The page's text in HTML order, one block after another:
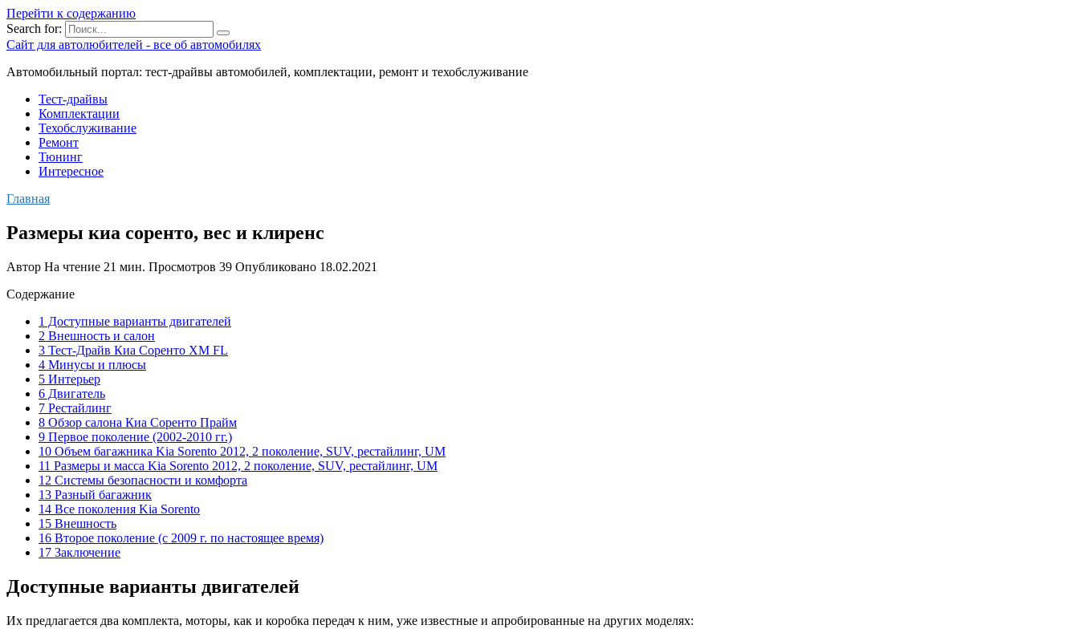
Перейти к содержанию
Search for:
Сайт для автолюбителей - все об автомобилях
Автомобильный портал: тест-драйвы автомобилей, комплектации, ремонт и техобслуживание
Тест-драйвы
Комплектации
Техобслуживание
Ремонт
Тюнинг
Интересное
Главная
Размеры киа соренто, вес и клиренс
Автор На чтение 21 мин. Просмотров 39 Опубликовано 18.02.2021
Содержание
1 Доступные варианты двигателей
2 Внешность и салон
3 Тест-Драйв Киа Соренто ХМ FL
4 Минусы и плюсы
5 Интерьер
6 Двигатель
7 Рестайлинг
8 Обзор салона Киа Соренто Прайм
9 Первое поколение (2002-2010 гг.)
10 Объем багажника Kia Sorento 2012, 2 поколение, SUV, рестайлинг, UM
11 Размеры и масса Kia Sorento 2012, 2 поколение, SUV, рестайлинг, UM
12 Системы безопасности и комфорта
13 Разный багажник
14 Все поколения Kia Sorento
15 Внешность
16 Второе поколение (c 2009 г. по настоящее время)
17 Заключение
Доступные варианты двигателей
Их предлагается два комплекта, моторы, как и коробка передач к ним, уже известные и апробированные на других моделях: